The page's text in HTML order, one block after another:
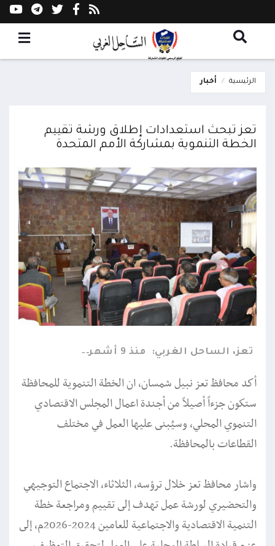
الرئيسية أخبار
تعز تبحث استعدادات إطلاق ورشة تقييم
الخطة التنموية بمشاركة الأمم المتحدة
تعز، الساحل الغربي: منذ 9 أشهر
أكد محافظ تعز نبيل شمسان، ان الخطة التنموية للمحافظة
ستكون جزءاً أصيلاً من أجندة اعمال المجلس الاقتصادي
التنموي المحلي، وسيُبنى عليها العمل في مختلف
القطاعات بالمحافظة.
واشار محافظ تعز خلال ترؤسه، الثلاثاء، الاجتماع التوجيهي
والتحضيري لورشة عمل تهدف إلى تقييم ومراجعة خطة
التنمية الاقتصادية والاجتماعية للعامين 2024-2026م، إلى